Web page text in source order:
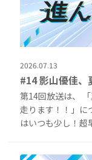
2026.07.13
#14 影山優佳、
第14回放送は、
走ります！！」
はいつも少し！超